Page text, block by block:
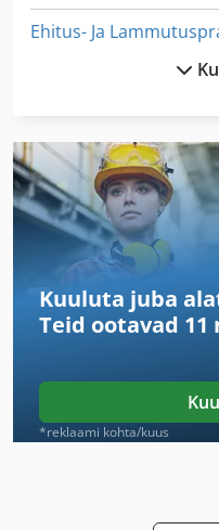
Ehitus- Ja
Hsc 20 Linear
Idx 23
International 433
International 434
Kahjustumist
Kgs 1670
Kuuluta juba
Teid ootavad 11
*reklaami kohta/kuus